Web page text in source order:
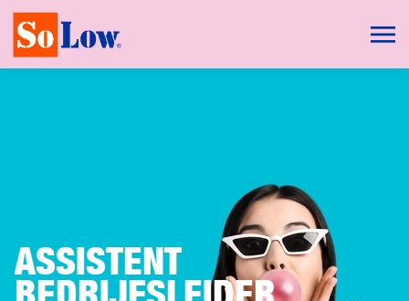
ASSISTENT